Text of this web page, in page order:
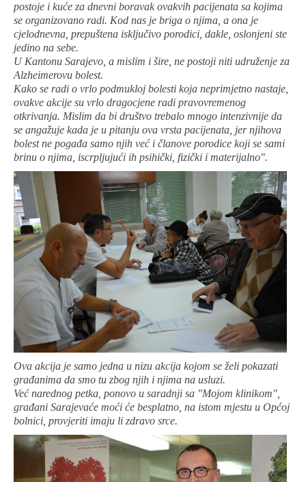
postoje i kuće za dnevni boravak ovakvih pacijenata sa kojima
se organizovano radi. Kod nas je briga o njima, a ona je
cjelodnevna, prepuštena isključivo porodici, dakle, oslonjeni ste
jedino na sebe.
U Kantonu Sarajevo, a mislim i šire, ne postoji niti udruženje za
Alzheimerovu bolest.
Kako se radi o vrlo podmukloj bolesti koja neprimjetno nastaje,
ovakve akcije su vrlo dragocjene radi pravovremenog
otkrivanja. Mislim da bi društvo trebalo mnogo intenzivnije da
se angažuje kada je u pitanju ova vrsta pacijenata, jer njihova
bolest ne pogađa samo njih već i članove porodice koji se sami
brinu o njima, iscrpljujući ih psihički, fizički i materijalno".
Ova akcija je samo jedna u nizu akcija kojom se želi pokazati
građanima da smo tu zbog njih i njima na usluzi.
Već narednog petka, ponovo u saradnji sa "Mojom klinikom",
građani Sarajevaće moći će besplatno, na istom mjestu u Općoj
bolnici, provjeriti imaju li zdravo srce.